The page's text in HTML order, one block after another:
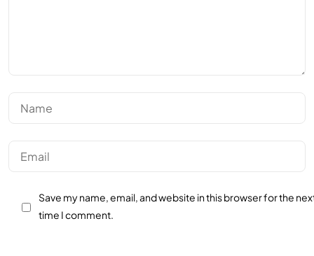
Save my name, email, and website in this browser for the
time I comment.